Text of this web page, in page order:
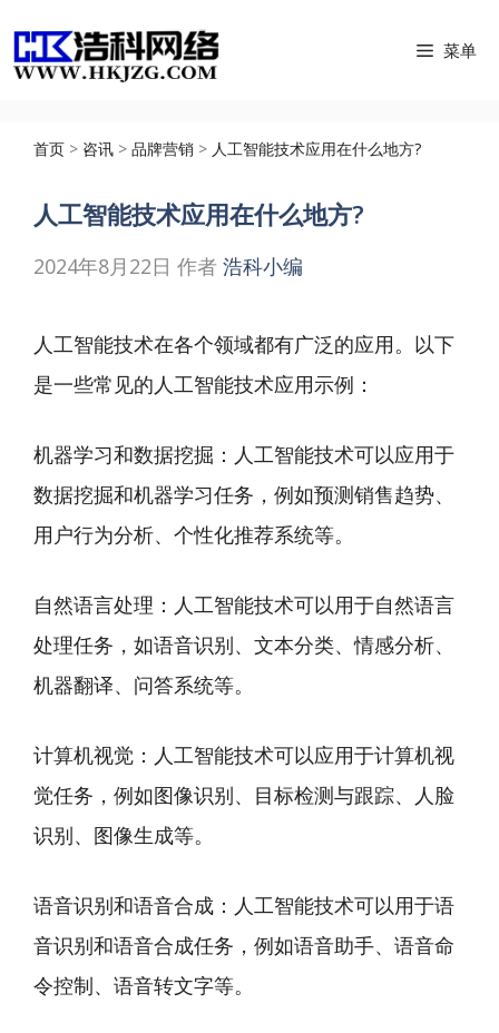
至
菜单
首页 > 咨讯 > 品牌营销 > 人工智能技术应用在什么地方?
人工智能技术应用在什么地方?
2024年8月22日 作者 浩科小编
人工智能技术在各个领域都有广泛的应用。以下
是一些常见的人工智能技术应用示例：
机器学习和数据挖掘：人工智能技术可以应用于
数据挖掘和机器学习任务，例如预测销售趋势、
用户行为分析、个性化推荐系统等。
自然语言处理：人工智能技术可以用于自然语言
处理任务，如语音识别、文本分类、情感分析、
机器翻译、问答系统等。
计算机视觉：人工智能技术可以应用于计算机视
觉任务，例如图像识别、目标检测与跟踪、人脸
识别、图像生成等。
语音识别和语音合成：人工智能技术可以用于语
音识别和语音合成任务，例如语音助手、语音命
令控制、语音转文字等。